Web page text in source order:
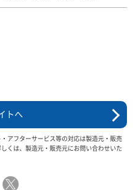
トへ
アフターサービス等の対応は製造元・販売
くは、製造元・販売元にお問い合わせいた